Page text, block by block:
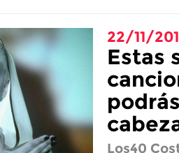
22/11/
Estas
Los40